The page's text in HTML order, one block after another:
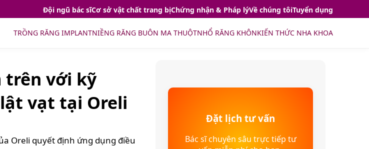
Đội ngũ bác sĩCơ sở vật chất trang bịChứng nhận & Pháp lýVề chúng tôiTuyển dụng
TRỒNG RĂNG IMPLANTNIỀNG RĂNG BUÔN MA THUỘTNHỔ RĂNG KHÔNKIẾN THỨC NHA KHOA
trên với kỹ
vạt tại Oreli
Oreli quyết định ứng dụng điều
Đặt lịch tư vấn
Bác sĩ chuyên sâu trực tiếp tư